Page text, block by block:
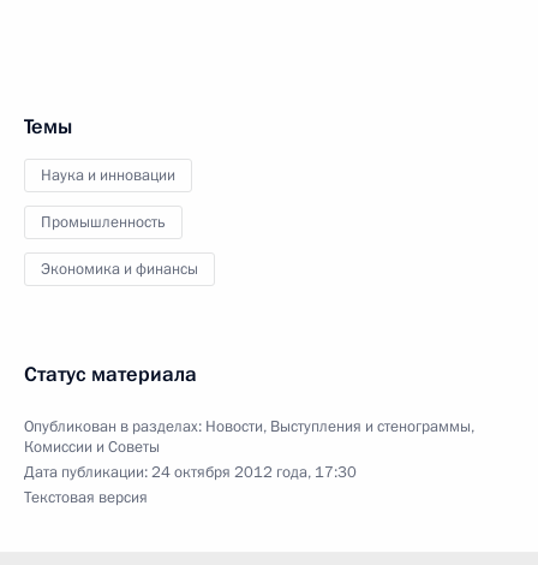
Темы
Наука и инновации
Промышленность
Экономика и финансы
Статус материала
Опубликован в разделах: Новости, Выступления и стенограммы,
Комиссии и Советы
Дата публикации:24 октября 2012 года, 17:30
Текстовая версия